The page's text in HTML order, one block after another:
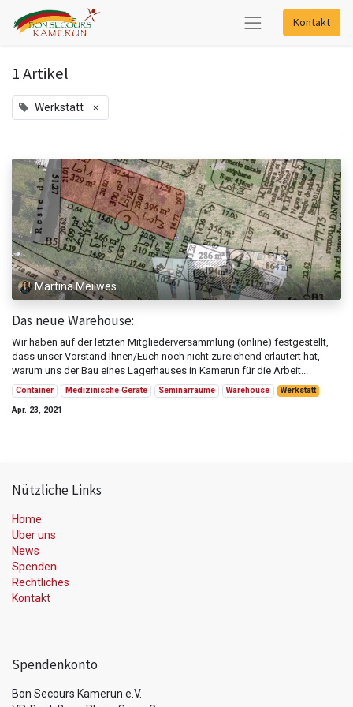
Kontakt
1 Artikel
Werkstatt ×
Martina Meilwes
Das neue Warehouse:
Wir haben auf der letzten Mitgliederversammlung (online) festgestellt,
dass unser Vorstand Ihnen/Euch noch nicht zureichend erläutert hat,
warum uns der Bau eines Lagerhauses in Kamerun für die Arbeit...
Container Medizinische Geräte Seminarräume Warehouse
Werkstatt
Apr. 23, 2021
Nützliche Links
Home
Über uns
News
Spenden
Rechtliches
Kontakt
Spendenkonto
Bon Secours Kamerun e.V.